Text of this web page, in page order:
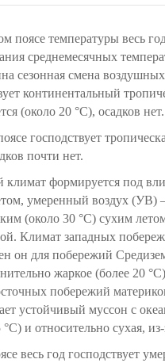
поясе температуры весь
среднемесячных
сезонная смена
континентальный
(около 20 °С), осадков нет.
господствует
почти нет.
климат формируется под
умеренный воздух (УВ)
(около 30 °С) сухим
Климат западных
он для побережий
жаркое (более 20
побережий
устойчивый муссон с
и относительно сухая,
весь год господствует